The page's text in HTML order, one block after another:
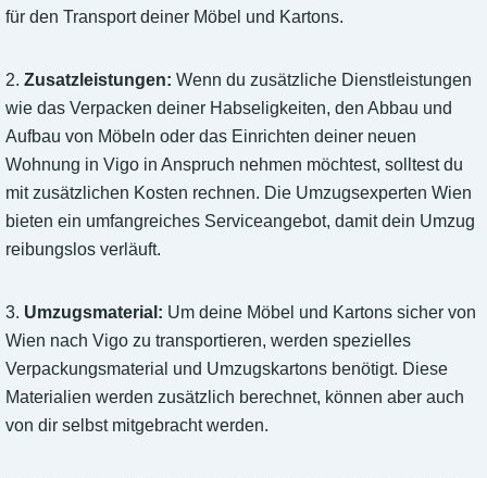
für den Transport deiner Möbel und Kartons.
2. Zusatzleistungen: Wenn du zusätzliche Dienstleistungen
wie das Verpacken deiner Habseligkeiten, den Abbau und
Aufbau von Möbeln oder das Einrichten deiner neuen
Wohnung in Vigo in Anspruch nehmen möchtest, solltest du
mit zusätzlichen Kosten rechnen. Die Umzugsexperten Wien
bieten ein umfangreiches Serviceangebot, damit dein Umzug
reibungslos verläuft.
3. Umzugsmaterial: Um deine Möbel und Kartons sicher von
Wien nach Vigo zu transportieren, werden spezielles
Verpackungsmaterial und Umzugskartons benötigt. Diese
Materialien werden zusätzlich berechnet, können aber auch
von dir selbst mitgebracht werden.